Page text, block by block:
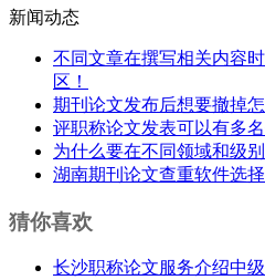
新闻动态
不同文章在撰写相关内容
区！
期刊论文发布后想要撤掉
评职称论文发表可以有多
为什么要在不同领域和级
湖南期刊论文查重软件选
猜你喜欢
长沙职称论文服务介绍中